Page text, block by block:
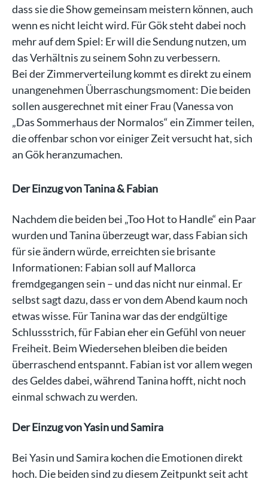
dass sie die Show gemeinsam meistern können, auch
wenn es nicht leicht wird. Für Gök steht dabei noch
mehr auf dem Spiel: Er will die Sendung nutzen, um
das Verhältnis zu seinem Sohn zu verbessern.
Bei der Zimmerverteilung kommt es direkt zu einem
unangenehmen Überraschungsmoment: Die beiden
sollen ausgerechnet mit einer Frau (Vanessa von
„Das Sommerhaus der Normalos“ ein Zimmer teilen,
die offenbar schon vor einiger Zeit versucht hat, sich
an Gök heranzumachen.
Der Einzug von Tanina & Fabian
Nachdem die beiden bei „Too Hot to Handle“ ein Paar
wurden und Tanina überzeugt war, dass Fabian sich
für sie ändern würde, erreichten sie brisante
Informationen: Fabian soll auf Mallorca
fremdgegangen sein – und das nicht nur einmal. Er
selbst sagt dazu, dass er von dem Abend kaum noch
etwas wisse. Für Tanina war das der endgültige
Schlussstrich, für Fabian eher ein Gefühl von neuer
Freiheit. Beim Wiedersehen bleiben die beiden
überraschend entspannt. Fabian ist vor allem wegen
des Geldes dabei, während Tanina hofft, nicht noch
einmal schwach zu werden.
Der Einzug von Yasin und Samira
Bei Yasin und Samira kochen die Emotionen direkt
hoch. Die beiden sind zu diesem Zeitpunkt seit acht